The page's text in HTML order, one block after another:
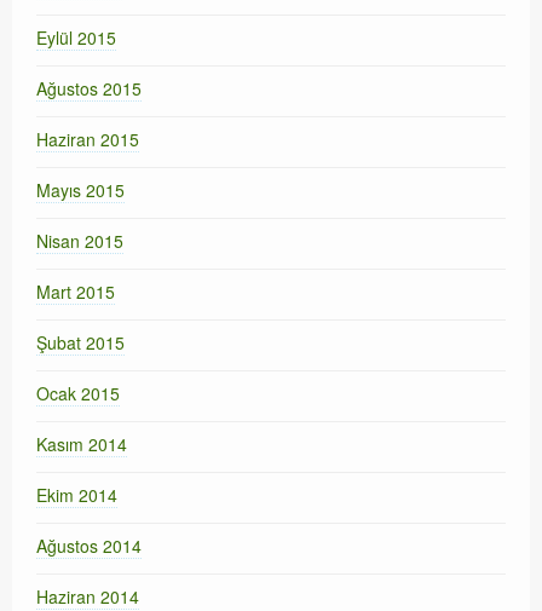
Eylül 2015
Ağustos 2015
Haziran 2015
Mayıs 2015
Nisan 2015
Mart 2015
Şubat 2015
Ocak 2015
Kasım 2014
Ekim 2014
Ağustos 2014
Haziran 2014